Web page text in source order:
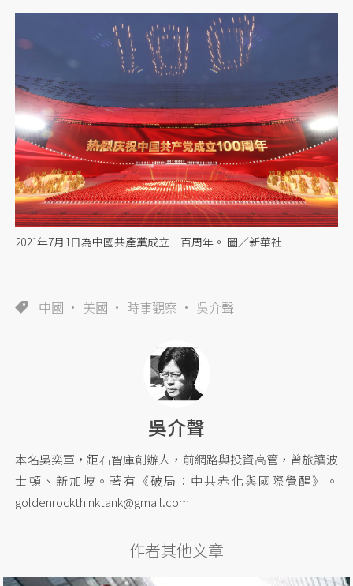
2021年7月1日為中國共產黨成立一百周年。 圖／新華社
中國 美國 時事觀察 吳介聲
吳介聲
本名吳奕軍，鉅石智庫創辦人，前網路與投資高管，曾旅讀波
士頓、新加坡。著有《破局：中共赤化與國際覺醒》。
goldenrockthinktank@gmail.com
作者其他文章